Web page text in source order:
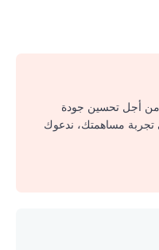
من أجل تحسين جودة
تجربة مساهمتك، ندعوك